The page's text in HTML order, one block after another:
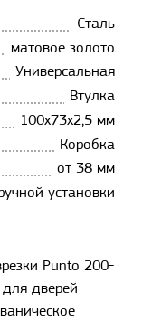
Сталь
матовое золото
Универсальная
Втулка
100x73x2,5 мм
Коробка
от 38 мм
установки
Punto 200-
дверей